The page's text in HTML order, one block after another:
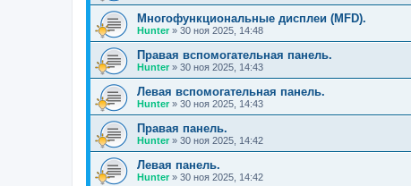
Многофункциональные дисплеи (MFD).
Hunter» 30 ноя 2025, 14:48
Правая вспомогательная панель.
Hunter » 30 ноя 2025, 14:43
Левая вспомогательная панель.
Hunter» 30 ноя 2025, 14:43
Правая панель.
Hunter » 30 ноя 2025, 14:42
Левая панель.
Hunter» 30 ноя 2025, 14:42